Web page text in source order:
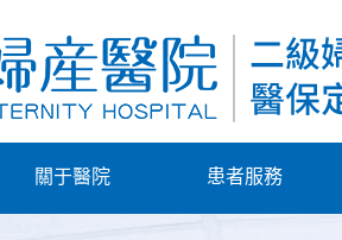
關于醫院 患者服務
Prev